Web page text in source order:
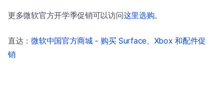
更多微软官方开学季促销可以访问这里选购。
直达：微软中国官方商城 - 购买 Surface、Xbox 和配件促
销